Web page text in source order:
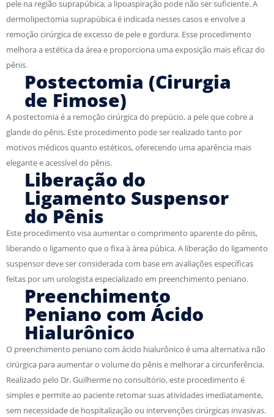
pele na região suprapúbica, a lipoaspiração pode não ser suficiente. A
dermolipectomia suprapúbica é indicada nesses casos e envolve a
remoção cirúrgica de excesso de pele e gordura. Esse procedimento
melhora a estética da área e proporciona uma exposição mais eficaz do
pênis.
Postectomia (Cirurgia
de Fimose)
A postectomia é a remoção cirúrgica do prepúcio, a pele que cobre a
glande do pênis. Este procedimento pode ser realizado tanto por
motivos médicos quanto estéticos, oferecendo uma aparência mais
elegante e acessível do pênis.
Liberação do
Ligamento Suspensor
do Pênis
Este procedimento visa aumentar o comprimento aparente do pênis,
liberando o ligamento que o fixa à área púbica. A liberação do ligamento
suspensor deve ser considerada com base em avaliações específicas
feitas por um urologista especializado em preenchimento peniano.
Preenchimento
Peniano com Ácido
Hialurônico
O preenchimento peniano com ácido hialurônico é uma alternativa não
cirúrgica para aumentar o volume do pênis e melhorar a circunferência.
Realizado pelo Dr. Guilherme no consultório, este procedimento é
simples e permite ao paciente retomar suas atividades imediatamente,
sem necessidade de hospitalização ou intervenções cirúrgicas invasivas.